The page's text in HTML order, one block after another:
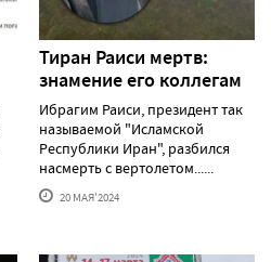
Тиран Раиси мертв:
знамение его коллегам
Ибрагим Раиси, президент так
называемой "Исламской
Республики Иран", разбился
насмерть с вертолетом......
20 МАЯ'2024